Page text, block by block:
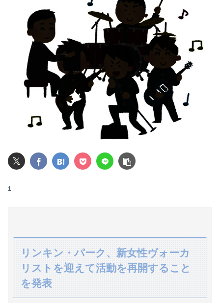
独身時代毎朝トメに駅まで送ってもらってた夫「おい駅まで送れよ」私「だって子供寝てるのよ」夫「起こせばいいだろ！」私「歩いて行ける距離でしょう！」夫「俺は仕事なんだぞ！」
私「血まみれで何してるんですか！？」婆さん「腕が抜けないのよ…助けて！」→帰宅したら玄関前がとんでもない修羅場になっていて…
𝕏
1
リンキン・パーク、新女性ヴォーカ
リストを迎えて活動を再開すること
を発表